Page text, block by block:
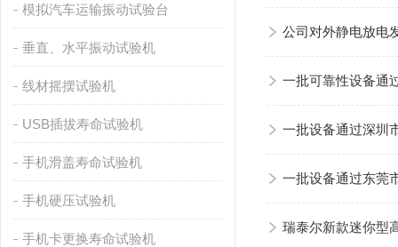
模拟汽车运输振动试验台
垂直、水平振动试验机
线材摇摆试验机
USB插拔寿命试验机
手机滑盖寿命试验机
手机硬压试验机
手机卡更换寿命试验机
公司对外静电放电
一批可靠性设备通
一批设备通过深圳
一批设备通过东莞
瑞泰尔新款迷你型